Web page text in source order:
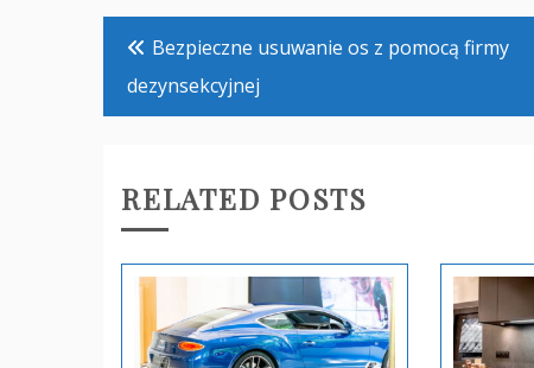
Nawigacja
wpisu
Bezpieczne usuwanie os z pomocą firmy
dezynsekcyjnej
RELATED POSTS